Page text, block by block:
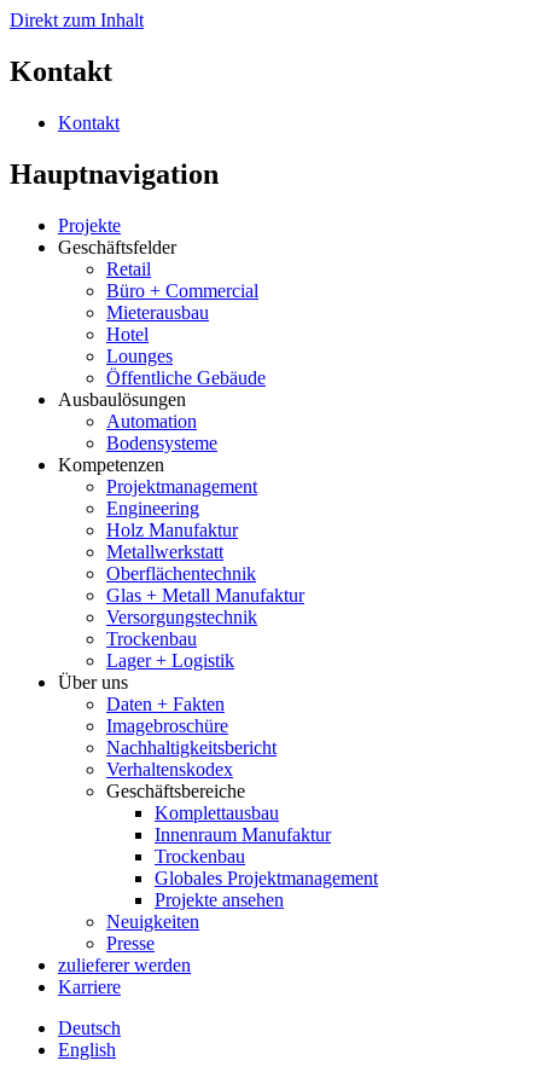
Direkt zum Inhalt
Kontakt
Kontakt
Hauptnavigation
Projekte
Geschäftsfelder
Retail
Büro + Commercial
Mieterausbau
Hotel
Lounges
Öffentliche Gebäude
Ausbaulösungen
Automation
Bodensysteme
Kompetenzen
Projektmanagement
Engineering
Holz Manufaktur
Metallwerkstatt
Oberflächentechnik
Glas + Metall Manufaktur
Versorgungstechnik
Trockenbau
Lager + Logistik
Über uns
Daten + Fakten
Imagebroschüre
Nachhaltigkeitsbericht
Verhaltenskodex
Geschäftsbereiche
Komplettausbau
Innenraum Manufaktur
Trockenbau
Globales Projektmanagement
Projekte ansehen
Neuigkeiten
Presse
zulieferer werden
Karriere
Deutsch
English